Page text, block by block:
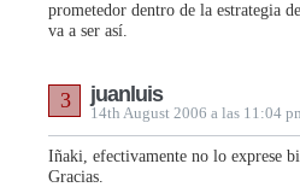
prometedor dentro de la estrategia
va a ser así.
juanluis
14th August 2006 a las 11:04
3
Iñaki, efectivamente no lo exprese
Gracias.